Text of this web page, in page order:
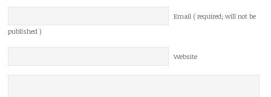
Email ( required; will not be
published )
Website